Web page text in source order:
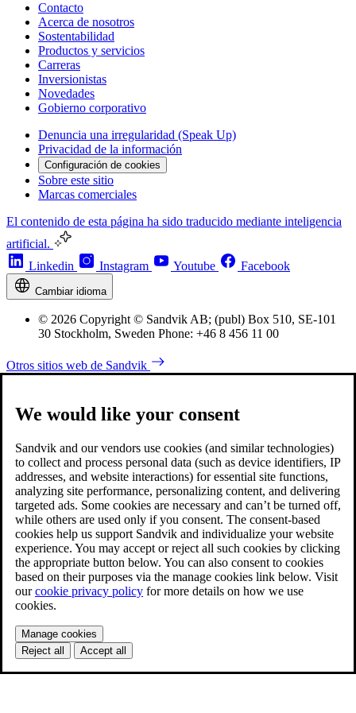
Contacto
Acerca de nosotros
Sostentabilidad
Productos y servicios
Carreras
Inversionistas
Novedades
Gobierno corporativo
Denuncia una irregularidad (Speak Up)
Privacidad de la información
Configuración de cookies
Sobre este sitio
Marcas comerciales
El contenido de esta página ha sido traducido mediante inteligencia
artificial.
Linkedin
Instagram Youtube Facebook
Cambiar idioma
© 2026 Copyright © Sandvik AB; (publ) Box 510, SE-101
30 Stockholm, Sweden Phone: +46 8 456 11 00
Otros sitios web de Sandvik
We would like your consent
Sandvik and our vendors use cookies (and similar technologies)
to collect and process personal data (such as device identifiers, IP
addresses, and website interactions) for essential site functions,
analyzing site performance, personalizing content, and delivering
targeted ads. Some cookies are necessary and can’t be turned off,
while others are used only if you consent. The consent-based
cookies help us support Sandvik and individualize your website
experience. You may accept or reject all such cookies by clicking
the appropriate button below. You can also consent to cookies
based on their purposes via the manage cookies link below. Visit
ourcookie privacy policy for more details on how we use
cookies.
Manage cookies
Reject all
Accept all